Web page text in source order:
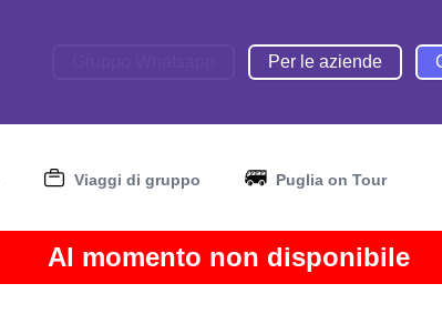
Per le aziende
Viaggi di gruppo Puglia on Tour
Al momento non disponibile